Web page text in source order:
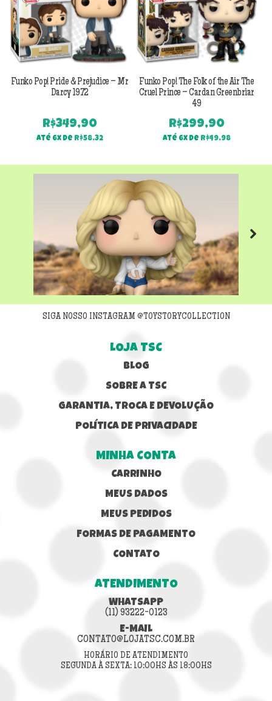
Funko Pop! Pride & Prejudice – Mr
Darcy 1972
R$349,90
Até 6x de R$58,32
Funko Pop! The Folk of the Air The
Cruel Prince – Cardan Greenbriar
49
R$299,90
Até 6x de R$49,98
Next
SIGA NOSSO INSTAGRAM @TOYSTORYCOLLECTION
LOJA TSC
BLOG
SOBRE A TSC
GARANTIA, TROCA E DEVOLUÇÃO
POLÍTICA DE PRIVACIDADE
MINHA CONTA
CARRINHO
MEUS DADOS
MEUS PEDIDOS
FORMAS DE PAGAMENTO
CONTATO
ATENDIMENTO
WHATSAPP
(11) 93222-0123
E-MAIL
CONTATO@LOJATSC.COM.BR
HORÁRIO DE ATENDIMENTO
SEGUNDA À SEXTA: 10:00HS ÀS 18:00HS